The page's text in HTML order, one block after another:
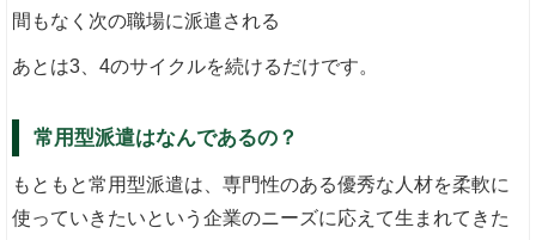
間もなく次の職場に派遣される
あとは3、4のサイクルを続けるだけです。
常用型派遣はなんであるの？
もともと常用型派遣は、専門性のある優秀な人材を柔軟に
使っていきたいという企業のニーズに応えて生まれてきた